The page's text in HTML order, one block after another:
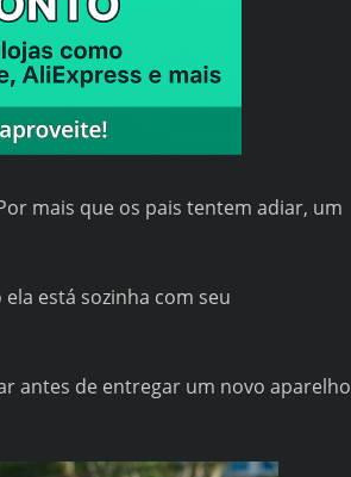
mais que os pais tentem adiar, um
está sozinha com seu
antes de entregar um novo aparelho